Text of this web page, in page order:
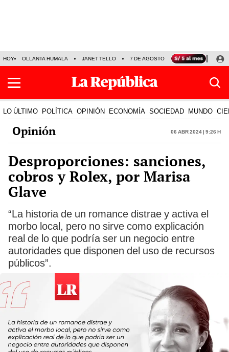
HOY OLLANTA HUMALA JANET TELLO 7 DE AGOSTO TINKA RESULTADOS
LO ÚLTIMO POLÍTICA OPINIÓN ECONOMÍA SOCIEDAD MUNDO
Opinión 06 Abr 2024 | 9:26 h
Desproporciones: sanciones,
cobros y Rolex, por Marisa
Glave
“La historia de un romance distrae y activa el
morbo local, pero no sirve como explicación
real de lo que podría ser un negocio entre
autoridades que disponen del uso de recursos
públicos”.